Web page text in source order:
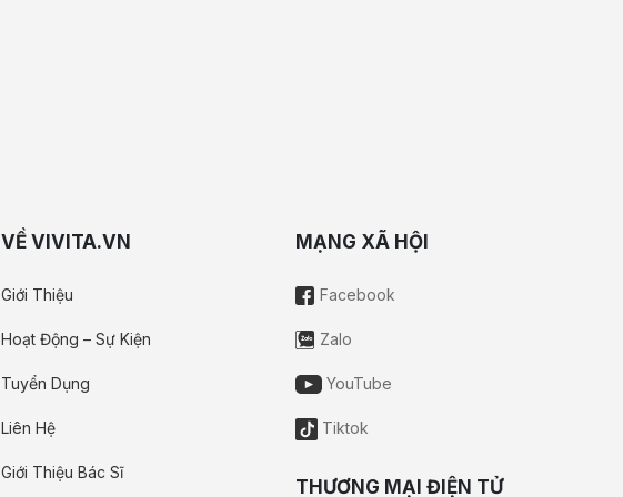
VỀ VIVITA.VN
Giới Thiệu
Hoạt Động – Sự Kiện
Tuyển Dụng
Liên Hệ
Giới Thiệu Bác Sĩ
MẠNG XÃ HỘI
Facebook
Zalo
YouTube
Tiktok
THƯƠNG MẠI ĐIỆN TỬ